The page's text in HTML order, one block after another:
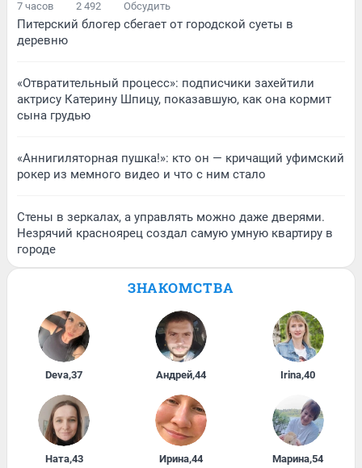
7 часов 2 492 Обсудить
Питерский блогер сбегает от городской суеты в
деревню
«Отвратительный процесс»: подписчики захейтили
актрису Катерину Шпицу, показавшую, как она кормит
сына грудью
«Аннигиляторная пушка!»: кто он — кричащий уфимский
рокер из мемного видео и что с ним стало
Стены в зеркалах, а управлять можно даже дверями.
Незрячий красноярец создал самую умную квартиру в
городе
ЗНАКОМСТВА
Deva,37 Андрей,44 Irina,40
Ната,43 Ирина,44 Марина,54